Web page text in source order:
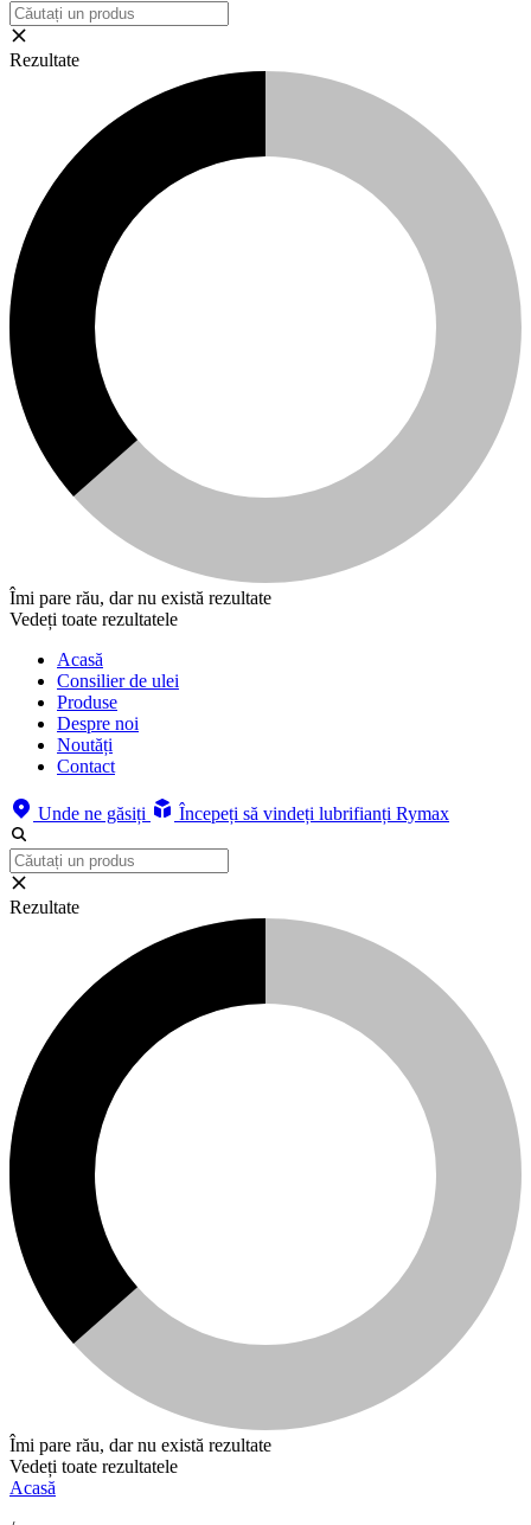
Rezultate
Îmi pare rău, dar nu există rezultate
Vedeți toate rezultatele
Acasă
Consilier de ulei
Produse
Despre noi
Noutăți
Contact
Unde ne găsiți Începeți să vindeți lubrifianți Rymax
Rezultate
Îmi pare rău, dar nu există rezultate
Vedeți toate rezultatele
Acasă